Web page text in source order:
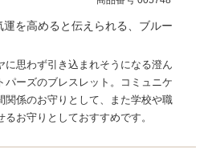
を高めると伝えられる、ブルー
に思わず引き込まれそうになる澄ん
パーズのブレスレット。コミュニケ
関係のお守りとして、また学校や職
お守りとしておすすめです。